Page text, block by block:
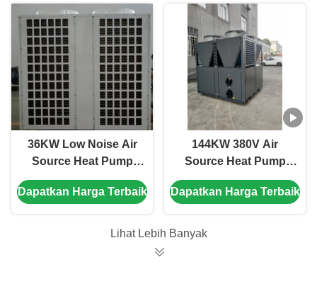
kolam renang
36KW Low Noise Air
Source Heat Pump
dengan Scroll
Compressor untuk
Dapatkan Harga Terbaik
144KW 380V Air
Source Heat Pump
dengan Scroll
Compressor untuk
yang efisien
Dapatkan Harga Terbaik
Lihat Lebih Banyak